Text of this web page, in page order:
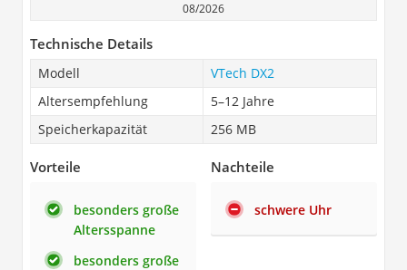
08/2026
Technische Details
Modell
VTech DX2
Altersempfehlung
5–12 Jahre
Speicherkapazität
256 MB
Vorteile
besonders große
Altersspanne
besonders große
Nachteile
schwere Uhr